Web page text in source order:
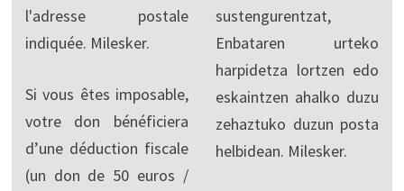
l'adresse postale
indiquée. Milesker.
Si vous êtes imposable,
votre don bénéficiera
d’une déduction fiscale
(un don de 50 euros /
sustengurentzat,
Enbataren urteko
harpidetza lortzen edo
eskaintzen ahalko duzu
zehaztuko duzun posta
helbidean. Milesker.